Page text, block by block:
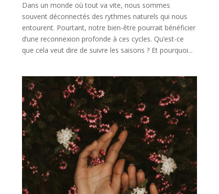
Dans un monde où tout va vite, nous sommes
souvent déconnectés des rythmes naturels qui nous
entourent. Pourtant, notre bien-être pourrait bénéficier
d’une reconnexion profonde à ces cycles. Qu’est-ce
que cela veut dire de suivre les saisons ? Et pourquoi...